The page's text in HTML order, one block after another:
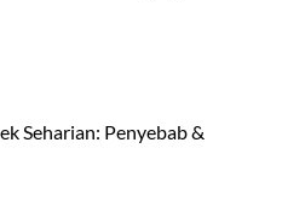
Seharian: Penyebab &